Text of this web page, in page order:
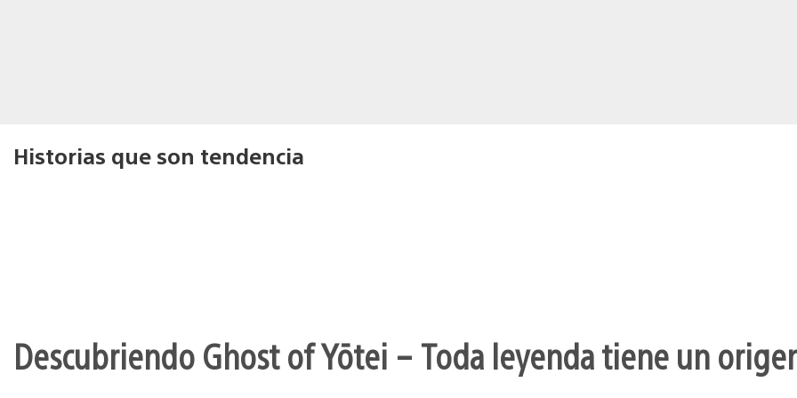
Historias que son tendencia
Descubriendo Ghost of Yōtei – Toda leyenda tiene un